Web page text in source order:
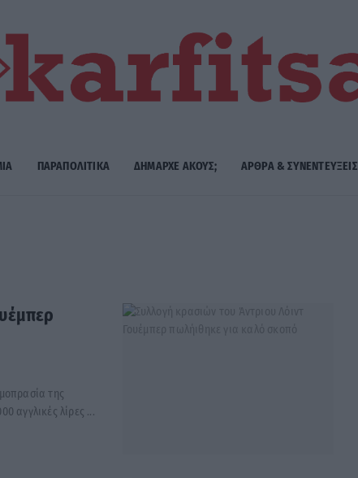
ΠΑΡΑΠΟΛΙΤΙΚΑ ΔΗΜΑΡΧE ΑΚΟΥΣ; ΑΡΘΡΑ & ΣΥΝΕΝΤΕΥΞΕΙΣ
της
αγγλικές λίρες ...